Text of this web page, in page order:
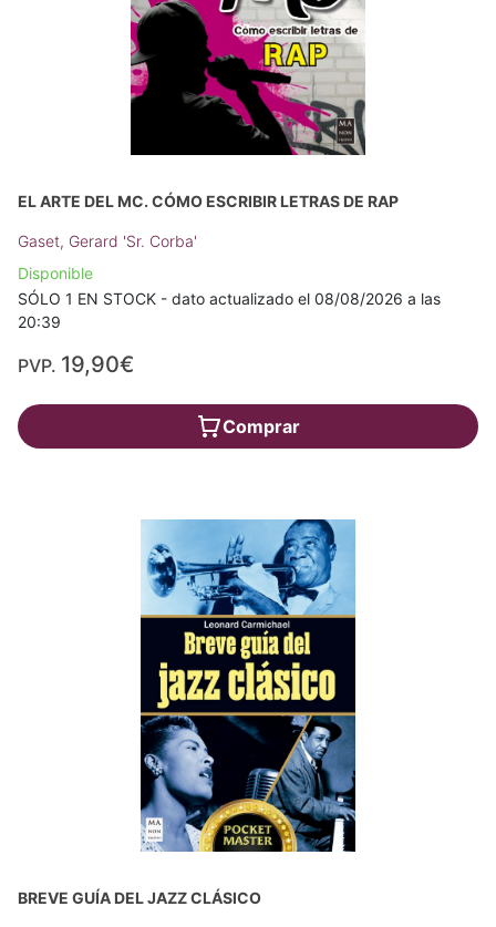
EL ARTE DEL MC. CÓMO ESCRIBIR LETRAS DE RAP
Gaset, Gerard 'Sr. Corba'
Disponible
SÓLO 1 EN STOCK - dato actualizado el 08/08/2026 a las
20:39
PVP. 19,90€
Comprar
BREVE GUÍA DEL JAZZ CLÁSICO